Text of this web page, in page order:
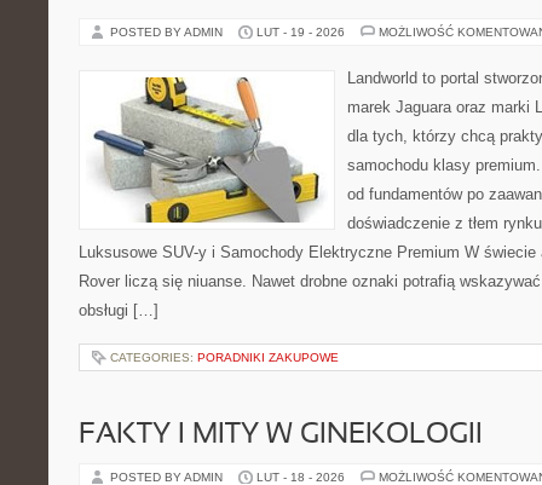
POSTED BY ADMIN LUT - 19 - 2026 MOŻLIWOŚĆ
Landworld to portal
marek Jaguara oraz marki
dla tych, którzy chcą
samochodu klasy
od fundamentów po
doświadczenie z tłem
Luksusowe SUV-y i Samochody Elektryczne Premium W świecie
Rover liczą się niuanse. Nawet drobne oznaki potrafią
obsługi […]
CATEGORIES: PORADNIKI ZAKUPOWE
FAKTY I MITY W GINEKOLOGII
POSTED BY ADMIN LUT - 18 - 2026 MOŻLIWOŚĆ